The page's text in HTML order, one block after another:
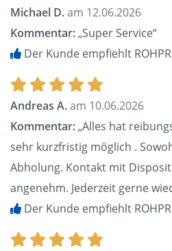
Michael D.am 12.06.2026
Kommentar:„Super Service“
Der Kunde empfiehlt
Andreas A.am 10.06.2026
Kommentar:„Alles hat
sehr kurzfristig möglich .
Abholung. Kontakt mit
angenehm. Jederzeit gerne
Der Kunde empfiehlt